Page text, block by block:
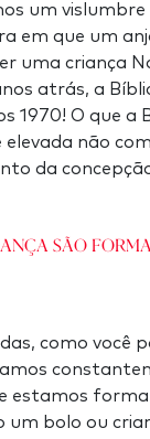
um
em que um
uma criança
atrás, a
1970! O que a
não
da
são
como você
estamos
um bolo ou